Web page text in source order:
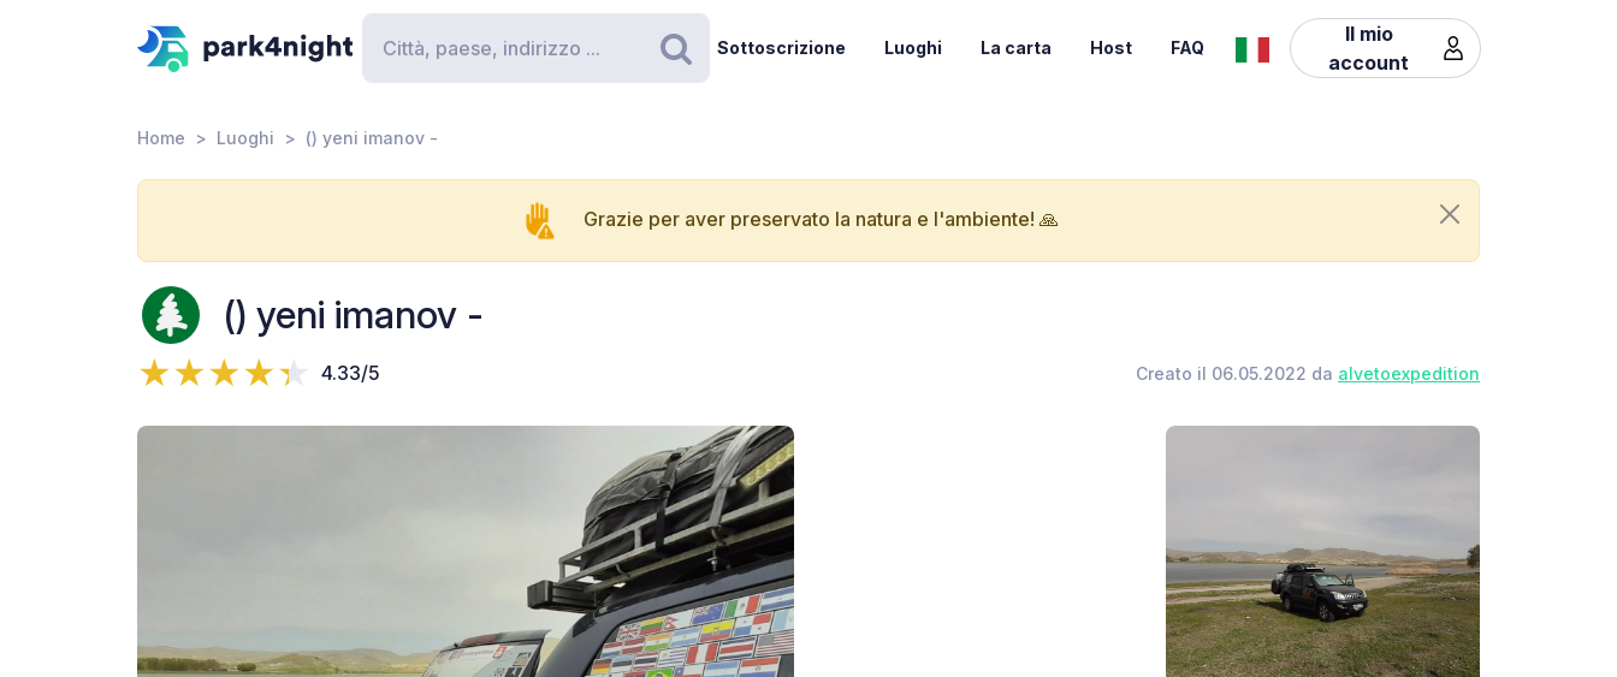
Ricerca
Sottoscrizione Luoghi La carta Host FAQ
Il mio
account
Home Luoghi () yeni imanov -
Grazie per aver preservato la natura e l'ambiente! 🙏
() yeni imanov -
4.33/5 Creato il 06.05.2022 da alvetoexpedition